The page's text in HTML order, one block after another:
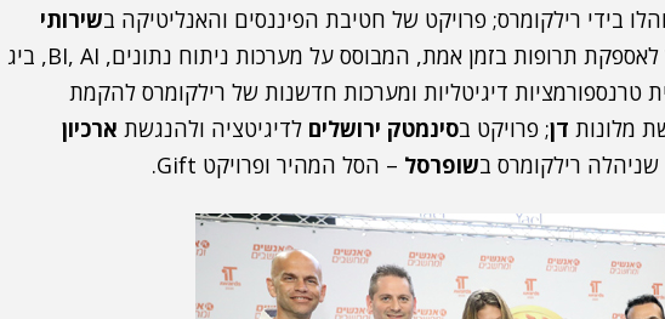
בידי רילקומרס; פרויקט של חטיבת הפיננסים והאנליטיקה בשירותי
להקמת מערך לאספקת תרופות בזמן אמת, המבוסס על מערכות ניתוח נתונים, BI, AI, ביג
טרנספורמציות דיגיטליות ומערכות חדשנות של רילקומרס להקמת
מלונות דן; פרויקט בסינמטק ירושלים לדיגיטציה ולהנגשת ארכיון
שניהלה רילקומרס בשופרסל – הסל המהיר ופרויקט Gift.